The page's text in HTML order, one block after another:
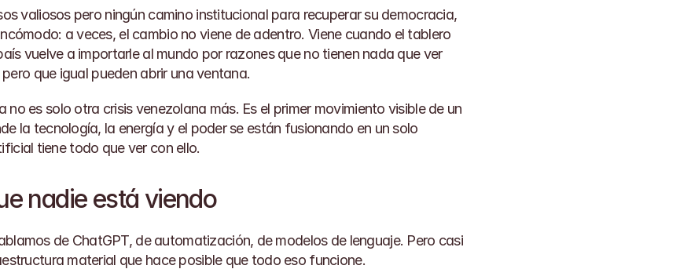
valiosos pero ningún camino institucional para recuperar su democracia,
a veces, el cambio no viene de adentro. Viene cuando el tablero
vuelve a importarle al mundo por razones que no tienen nada que ver
que igual pueden abrir una ventana.
es solo otra crisis venezolana más. Es el primer movimiento visible de un
la tecnología, la energía y el poder se están fusionando en un solo
tiene todo que ver con ello.
nadie está viendo
de ChatGPT, de automatización, de modelos de lenguaje. Pero casi
material que hace posible que todo eso funcione.